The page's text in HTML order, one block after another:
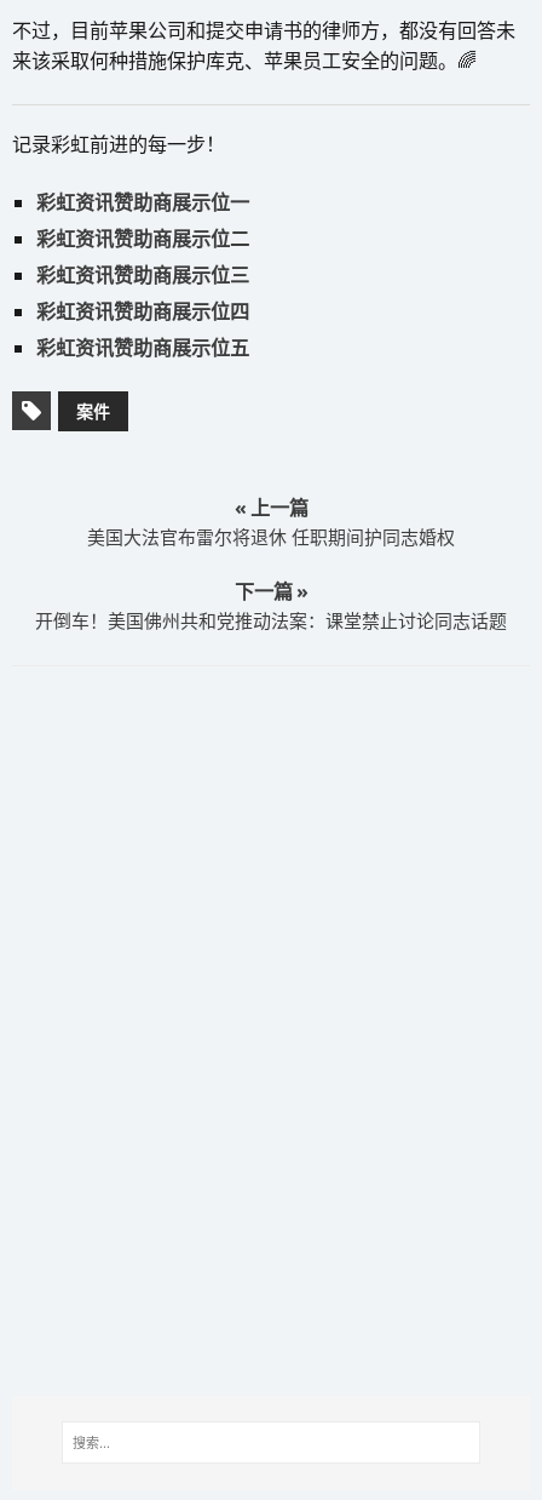
不过，目前苹果公司和提交申请书的律师方，都没有回答未
来该采取何种措施保护库克、苹果员工安全的问题。🌈
记录彩虹前进的每一步！
彩虹资讯赞助商展示位一
彩虹资讯赞助商展示位二
彩虹资讯赞助商展示位三
彩虹资讯赞助商展示位四
彩虹资讯赞助商展示位五
案件
« 上一篇
美国大法官布雷尔将退休 任职期间护同志婚权
下一篇 »
开倒车！美国佛州共和党推动法案：课堂禁止讨论同志话题